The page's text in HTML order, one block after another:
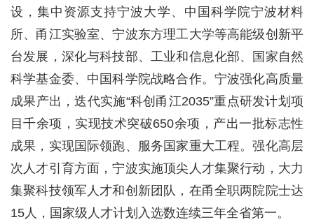
设，集中资源支持宁波大学、中国科学院宁波材料
所、甬江实验室、宁波东方理工大学等高能级创新平
台发展，深化与科技部、工业和信息化部、国家自然
科学基金委、中国科学院战略合作。宁波强化高质量
成果产出，迭代实施“科创甬江2035”重点研发计划项
目千余项，实现技术突破650余项，产出一批标志性
成果，实现国际领跑、服务国家重大工程。强化高层
次人才引育方面，宁波实施顶尖人才集聚行动，大力
集聚科技领军人才和创新团队，在甬全职两院院士达
15人，国家级人才计划入选数连续三年全省第一。